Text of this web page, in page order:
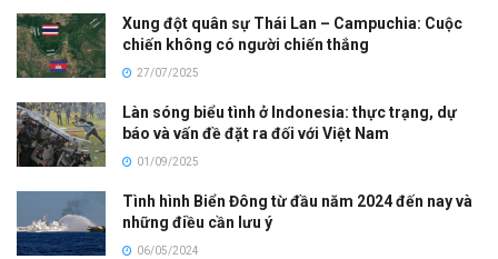
Xung đột quân sự Thái Lan – Campuchia: Cuộc
chiến không có người chiến thắng
27/07/2025
Làn sóng biểu tình ở Indonesia: thực trạng, dự
báo và vấn đề đặt ra đối với Việt Nam
01/09/2025
Tình hình Biển Đông từ đầu năm 2024 đến nay và
những điều cần lưu ý
06/05/2024